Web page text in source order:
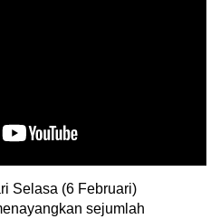
Selasa (6 Februari)
sejumlah